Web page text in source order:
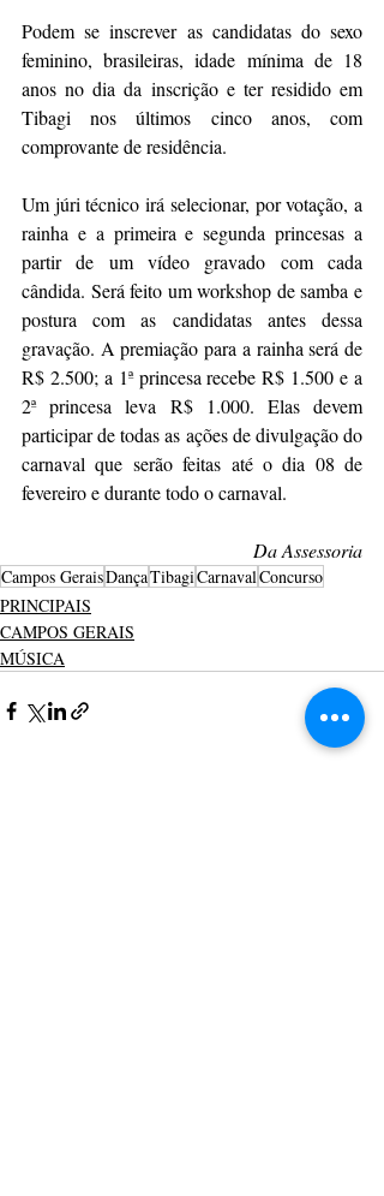
Podem se inscrever as candidatas do sexo
feminino, brasileiras, idade mínima de 18
anos no dia da inscrição e ter residido em
Tibagi nos últimos cinco anos, com
comprovante de residência.
Um júri técnico irá selecionar, por votação, a
rainha e a primeira e segunda princesas a
partir de um vídeo gravado com cada
cândida. Será feito um workshop de samba e
postura com as candidatas antes dessa
gravação. A premiação para a rainha será de
R$ 2.500; a 1ª princesa recebe R$ 1.500 e a
2ª princesa leva R$ 1.000. Elas devem
participar de todas as ações de divulgação do
carnaval que serão feitas até o dia 08 de
fevereiro e durante todo o carnaval.
Da Assessoria
Campos GeraisDançaTibagiCarnavalConcurso
PRINCIPAIS
CAMPOS GERAIS
MÚSICA